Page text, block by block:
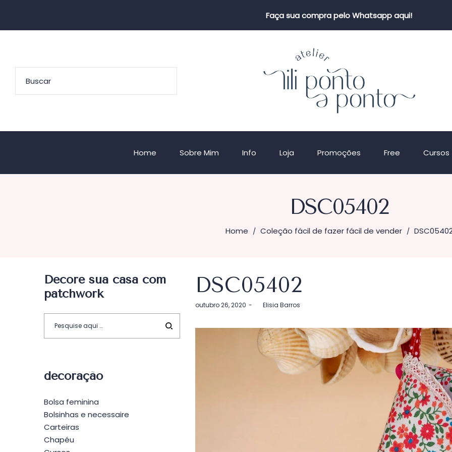
Faça sua compra pelo Whatsapp aqui!
Home Sobre Mim Info Loja Promoções Free Cursos
DSC05402
Home / Coleção fácil de fazer fácil de vender /
DSC05402
Postado
outubro 26, 2020 byElisia Barros
Decore sua casa com
patchwork
decoração
Bolsa feminina
Bolsinhas e necessaire
Carteiras
Chapéu